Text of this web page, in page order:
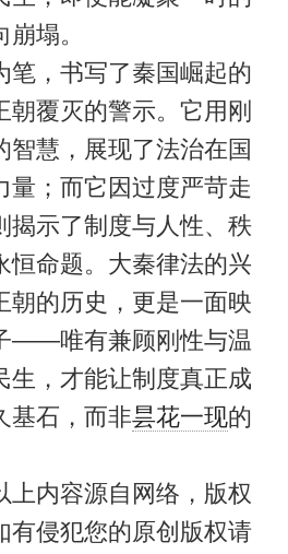
塌。
，书写了秦国崛起的
朝覆灭的警示。它用刚
智慧，展现了法治在国
量；而它因过度严苛走
揭示了制度与人性、秩
恒命题。大秦律法的兴
朝的历史，更是一面映
——唯有兼顾刚性与温
生，才能让制度真正成
基石，而非昙花一现的
内容源自网络，版权
有侵犯您的原创版权请